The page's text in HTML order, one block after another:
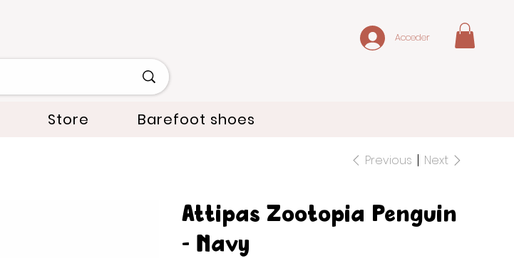
Acceder
Store Barefoot shoes
Previous Next
Attipas Zootopia Penguin
- Navy